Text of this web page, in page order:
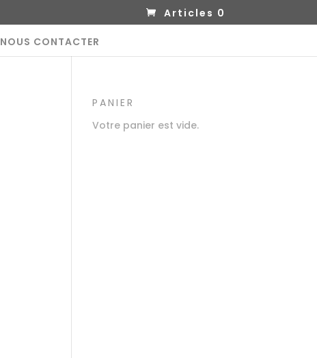
Articles 0
NOUS CONTACTER
PANIER
Votre panier est vide.